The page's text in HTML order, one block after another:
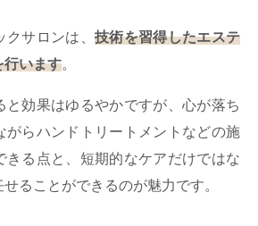
サロンは、 技術を習得したエステ
行います。
と効果はゆるやかですが、心が落ち
がらハンドトリートメントなどの施
きる点と、短期的なケアだけではな
ることができるのが魅力です。